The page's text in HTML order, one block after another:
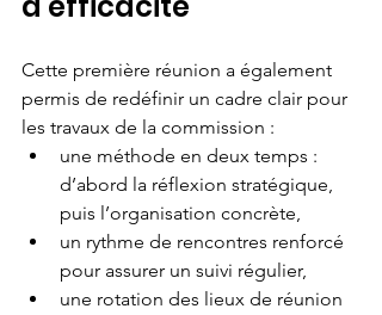
Cette première réunion a également
permis de redéfinir un cadre clair pour
les travaux de la commission :
une méthode en deux temps :
d’abord la réflexion stratégique,
puis l’organisation concrète,
un rythme de rencontres renforcé
pour assurer un suivi régulier,
une rotation des lieux de réunion